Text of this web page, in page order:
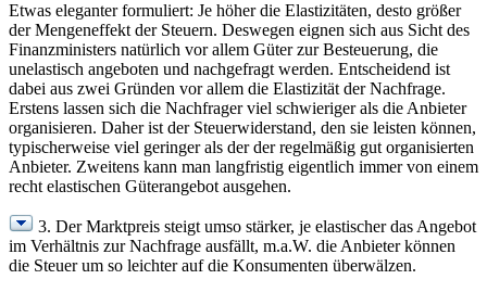
Etwas eleganter formuliert: Je höher die Elastizitäten, desto größer
der Mengeneffekt der Steuern. Deswegen eignen sich aus Sicht des
Finanzministers natürlich vor allem Güter zur Besteuerung, die
unelastisch angeboten und nachgefragt werden. Entscheidend ist
dabei aus zwei Gründen vor allem die Elastizität der Nachfrage.
Erstens lassen sich die Nachfrager viel schwieriger als die Anbieter
organisieren. Daher ist der Steuerwiderstand, den sie leisten können,
typischerweise viel geringer als der der regelmäßig gut organisierten
Anbieter. Zweitens kann man langfristig eigentlich immer von einem
recht elastischen Güterangebot ausgehen.
3. Der Marktpreis steigt umso stärker, je elastischer das Angebot
im Verhältnis zur Nachfrage ausfällt, m.a.W. die Anbieter können
die Steuer um so leichter auf die Konsumenten überwälzen.